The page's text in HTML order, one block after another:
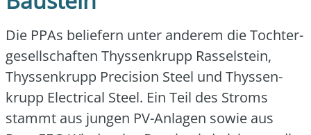
Die PPAs belie­fern unter ande­rem die Toch­ter­
ge­sell­schaf­ten Thys­sen­krupp Ras­sel­stein,
Thys­sen­krupp Pre­cis­i­on Steel und Thys­sen­
krupp Elec­tri­cal Steel. Ein Teil des Stroms
stammt aus jun­gen PV-Anla­gen sowie aus